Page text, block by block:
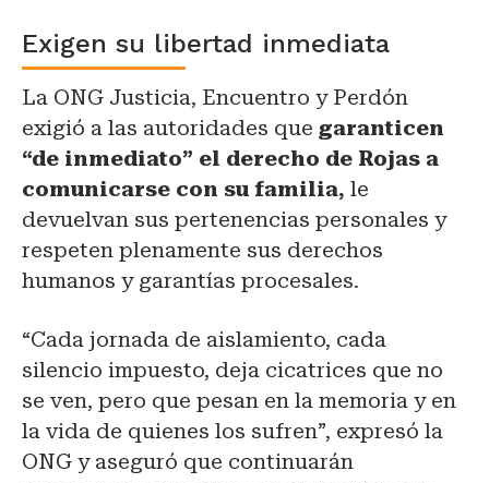
Exigen su libertad inmediata
La ONG Justicia, Encuentro y Perdón
exigió a las autoridades que garanticen
“de inmediato” el derecho de Rojas a
comunicarse con su familia, le
devuelvan sus pertenencias personales y
respeten plenamente sus derechos
humanos y garantías procesales.
“Cada jornada de aislamiento, cada
silencio impuesto, deja cicatrices que no
se ven, pero que pesan en la memoria y en
la vida de quienes los sufren”, expresó la
ONG y aseguró que continuarán